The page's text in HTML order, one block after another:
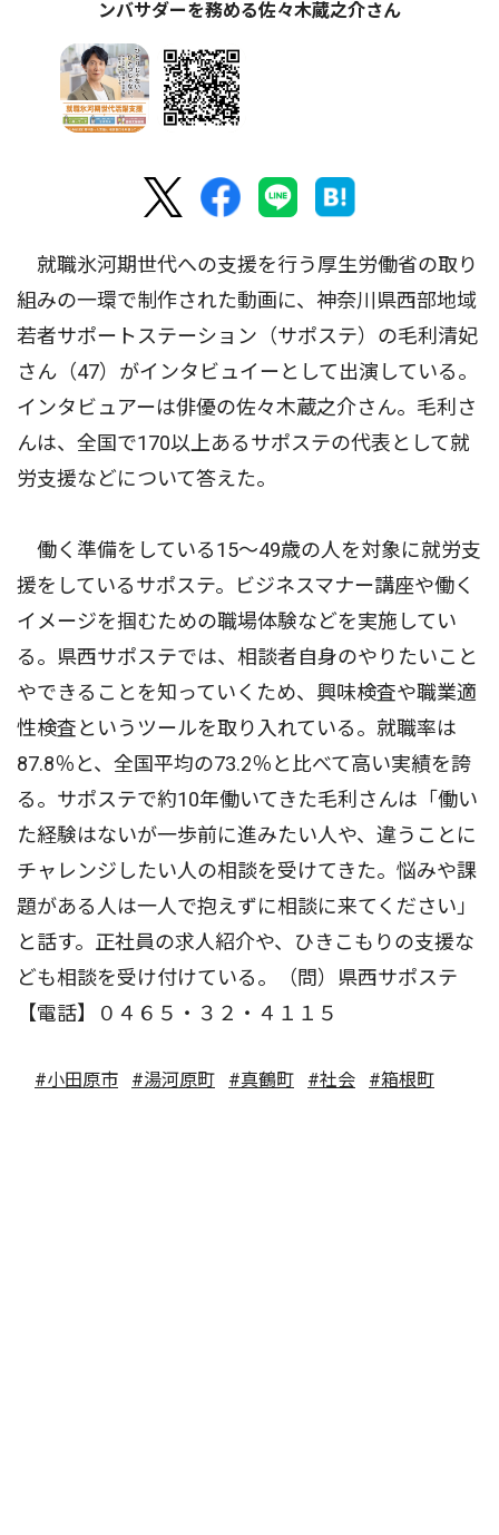
ンバサダーを務める佐々木蔵之介さん
就職氷河期世代への支援を行う厚生労働省の取り
組みの一環で制作された動画に、神奈川県西部地域
若者サポートステーション（サポステ）の毛利清妃
さん（47）がインタビュイーとして出演している。
インタビュアーは俳優の佐々木蔵之介さん。毛利さ
んは、全国で170以上あるサポステの代表として就
労支援などについて答えた。
働く準備をしている15～49歳の人を対象に就労支
援をしているサポステ。ビジネスマナー講座や働く
イメージを掴むための職場体験などを実施してい
る。県西サポステでは、相談者自身のやりたいこと
やできることを知っていくため、興味検査や職業適
性検査というツールを取り入れている。就職率は
87.8％と、全国平均の73.2％と比べて高い実績を誇
る。サポステで約10年働いてきた毛利さんは「働い
た経験はないが一歩前に進みたい人や、違うことに
チャレンジしたい人の相談を受けてきた。悩みや課
題がある人は一人で抱えずに相談に来てください」
と話す。正社員の求人紹介や、ひきこもりの支援な
ども相談を受け付けている。（問）県西サポステ
【電話】０４６５・３２・４１１５
#小田原市 #湯河原町 #真鶴町 #社会 #箱根町